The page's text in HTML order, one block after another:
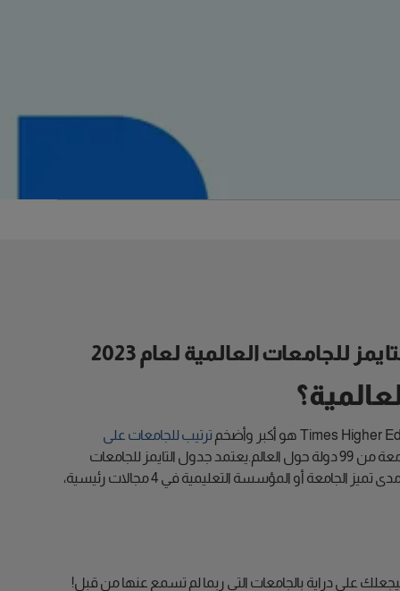
العالمية لعام 2023
ترتيب للجامعات على
، حيث يضم التصنيف في نسخة عام 2023 أكثر من 1600 جامعة من 99 دولة حول العالم.يعتمد جدول التايمز للجامعات
العالمية لعام 2023 في ترتيب أفضل الجامعات على 13 مؤشر أداء تقيس مدى تميز الجامعة أو المؤسسة التعليمية في 4 مجالات رئيسية،
على دراية بالجامعات التي ربما لم تسمع عنها من قبل!